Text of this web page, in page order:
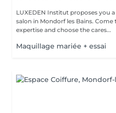
LUXEDEN Institut proposes you
salon in Mondorf les Bains. Come to take advantage of our
expertise and choose the cares...
Maquillage mariée + essai